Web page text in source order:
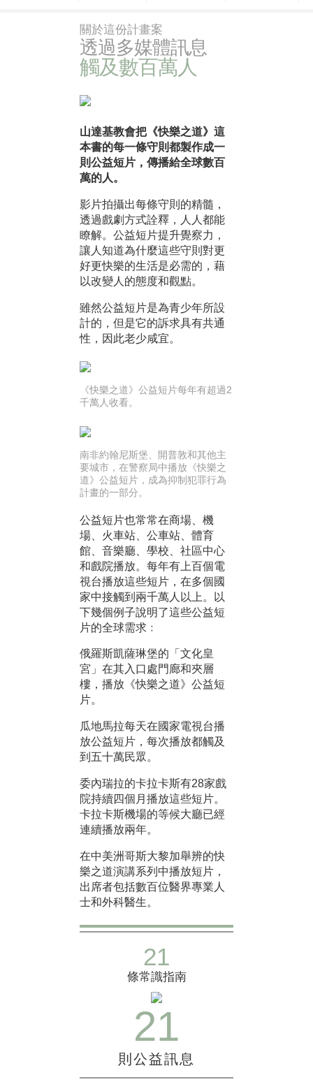
關於這份計畫案
透過多媒體訊息
觸及數百萬人
山達基教會把《快樂之道》這
本書的每一條守則都製作成一
則公益短片，傳播給全球數百
萬的人。
影片拍攝出每條守則的精髓，
透過戲劇方式詮釋，人人都能
瞭解。公益短片提升覺察力，
讓人知道為什麼這些守則對更
好更快樂的生活是必需的，藉
以改變人的態度和觀點。
雖然公益短片是為青少年所設
計的，但是它的訴求具有共通
性，因此老少咸宜。
《快樂之道》公益短片每年有超過2
千萬人收看。
南非約翰尼斯堡、開普敦和其他主
要城市，在警察局中播放《快樂之
道》公益短片，成為抑制犯罪行為
計畫的一部分。
公益短片也常常在商場、機
場、火車站、公車站、體育
館、音樂廳、學校、社區中心
和戲院播放。每年有上百個電
視台播放這些短片，在多個國
家中接觸到兩千萬人以上。以
下幾個例子說明了這些公益短
片的全球需求﹕
俄羅斯凱薩琳堡的「文化皇
宮」在其入口處門廊和夾層
樓，播放《快樂之道》公益短
片。
瓜地馬拉每天在國家電視台播
放公益短片，每次播放都觸及
到五十萬民眾。
委內瑞拉的卡拉卡斯有28家戲
院持續四個月播放這些短片。
卡拉卡斯機場的等候大廳已經
連續播放兩年。
在中美洲哥斯大黎加舉辨的快
樂之道演講系列中播放短片，
出席者包括數百位醫界專業人
士和外科醫生。
21
條常識指南
21
則公益訊息